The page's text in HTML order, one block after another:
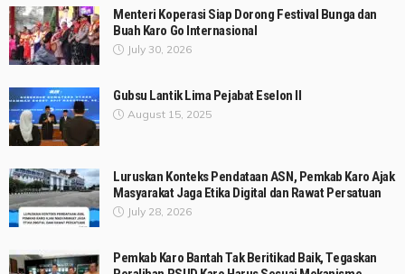
Menteri Koperasi Siap Dorong Festival Bunga dan
Buah Karo Go Internasional
July 30, 2026
Gubsu Lantik Lima Pejabat Eselon II
August 15, 2025
Luruskan Konteks Pendataan ASN, Pemkab Karo Ajak
Masyarakat Jaga Etika Digital dan Rawat Persatuan
July 28, 2026
Pemkab Karo Bantah Tak Beritikad Baik, Tegaskan